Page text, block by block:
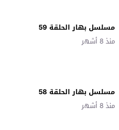
مسلسل بهار الحلقة 59
منذ 8 أشهر
مسلسل بهار الحلقة 58
منذ 8 أشهر